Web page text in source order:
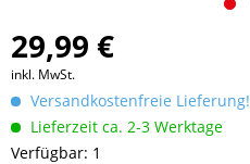
29,99 €
inkl. MwSt.
Versandkostenfreie Lieferung!
Lieferzeit ca. 2-3 Werktage
Verfügbar: 1